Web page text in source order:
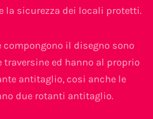
la sicurezza dei locali protetti.
compongono il disegno sono
traversine ed hanno al proprio
antitaglio, cosi anche le
due rotanti antitaglio.